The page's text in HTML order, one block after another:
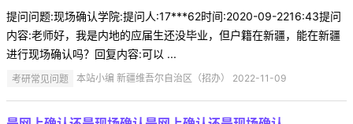
提问问题:现场确认学院:提问人:17***62时间:2020-09-2216:43提问
内容:老师好，我是内地的应届生还没毕业，但户籍在新疆，能在新疆
进行现场确认吗？回复内容:可以 ...
考研常见问题 本站小编 新疆维吾尔自治区（招办） 2022-11-09